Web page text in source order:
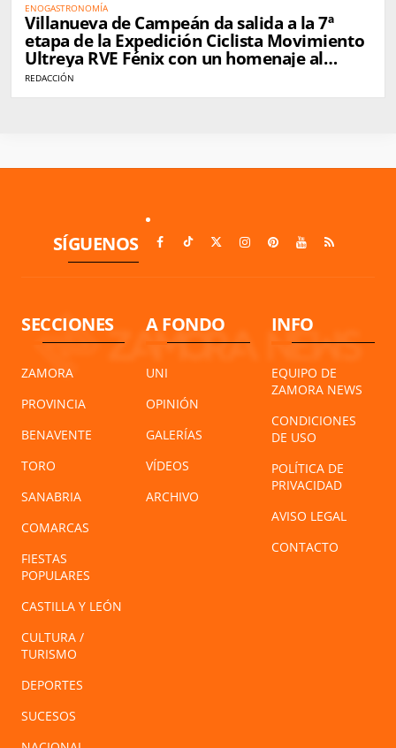
ENOGASTRONOMÍA
Villanueva de Campeán da salida a la 7ª
etapa de la Expedición Ciclista Movimiento
Ultreya RVE Fénix con un homenaje al
medio rural
REDACCIÓN
SÍGUENOS
SECCIONES
ZAMORA
PROVINCIA
BENAVENTE
TORO
SANABRIA
COMARCAS
FIESTAS
POPULARES
CASTILLA Y LEÓN
CULTURA /
TURISMO
DEPORTES
SUCESOS
A FONDO
UNI
OPINIÓN
GALERÍAS
VÍDEOS
ARCHIVO
INFO
EQUIPO DE
ZAMORA NEWS
CONDICIONES
DE USO
POLÍTICA DE
PRIVACIDAD
AVISO LEGAL
CONTACTO